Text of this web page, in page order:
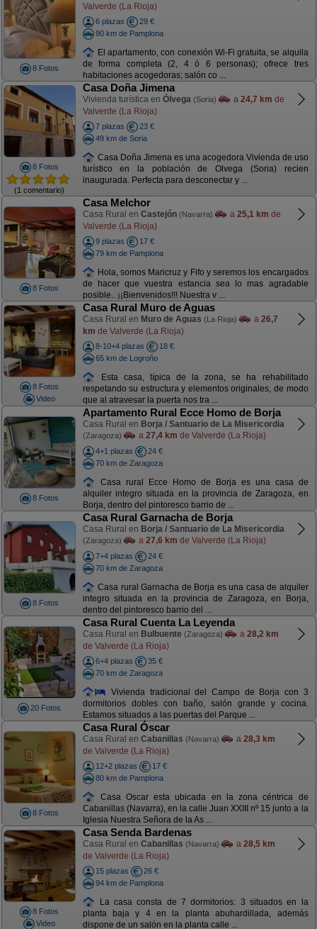
8 Fotos
Valverde (La Rioja)
6 plazas
29 €
90 km de Pamplona
El apartamento, con conexión Wi-Fi gratuita, se alquila
de forma completa (2, 4 ó 6 personas); ofrece tres
habitaciones acogedoras; salón co ...
8 Fotos
(1 comentario)
Casa Doña Jimena
Vivienda turística en Ólvega (Soria) a 24,7 km de
Valverde (La Rioja)
7 plazas
23 €
49 km de Soria
Casa Doña Jimena es una acogedora Vivienda de uso
turístico en la población de Olvega (Soria) recien
inaugurada. Perfecta para desconectar y ...
8 Fotos
Casa Melchor
Casa Rural en Castejón (Navarra) a 25,1 km de
Valverde (La Rioja)
9 plazas
17 €
79 km de Pamplona
Hola, somos Maricruz y Fifo y seremos los encargados
de hacer que vuestra estancia sea lo mas agradable
posible.. ¡¡Bienvenidos!!! Nuestra v ...
8 Fotos
Video
Casa Rural Muro de Aguas
Casa Rural en Muro de Aguas (La Rioja) a 26,7
km de Valverde (La Rioja)
8-10+4 plazas
18 €
65 km de Logroño
Esta casa, típica de la zona, se ha rehabilitado
respetando su estructura y elementos originales, de modo
que al atravesar la puerta nos tra ...
8 Fotos
Apartamento Rural Ecce Homo de Borja
Casa Rural en Borja / Santuario de La Misericordia
(Zaragoza) a 27,4 km de Valverde (La Rioja)
4+1 plazas
24 €
70 km de Zaragoza
Casa rural Ecce Homo de Borja es una casa de
alquiler integro situada en la provincia de Zaragoza, en
Borja, dentro del pintoresco barrio de ...
8 Fotos
Casa Rural Garnacha de Borja
Casa Rural en Borja / Santuario de La Misericordia
(Zaragoza) a 27,6 km de Valverde (La Rioja)
7+4 plazas
24 €
70 km de Zaragoza
Casa rural Garnacha de Borja es una casa de alquiler
integro situada en la provincia de Zaragoza, en Borja,
dentro del pintoresco barrio del ...
20 Fotos
Casa Rural Cuenta La Leyenda
Casa Rural en Bulbuente (Zaragoza) a 28,2 km
de Valverde (La Rioja)
6+4 plazas
35 €
70 km de Zaragoza
Vivienda tradicional del Campo de Borja con 3
dormitorios dobles con baño, salón grande y cocina.
Estamos situados a las puertas del Parque ...
8 Fotos
Casa Rural Óscar
Casa Rural en Cabanillas (Navarra) a 28,3 km
de Valverde (La Rioja)
12+2 plazas
17 €
80 km de Pamplona
Casa Oscar esta ubicada en la zona céntrica de
Cabanillas (Navarra), en la calle Juan XXIII nº 15 junto a la
Iglesia Nuestra Señora de la As ...
8 Fotos
Video
Casa Senda Bardenas
Casa Rural en Cabanillas (Navarra) a 28,5 km
de Valverde (La Rioja)
15 plazas
26 €
94 km de Pamplona
La casa consta de 7 dormitorios: 3 situados en la
planta baja y 4 en la planta abuhardillada, además
dispone de un salón en la planta calle ...